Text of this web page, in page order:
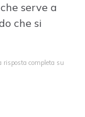
serve a
che si
risposta completa su